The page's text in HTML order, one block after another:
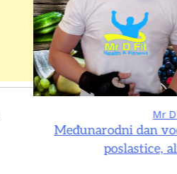
Mr
Međunarodni dan
poslastice,